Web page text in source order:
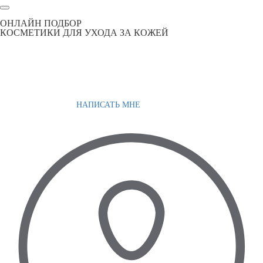
ОНЛАЙН ПОДБОР
КОСМЕТИКИ ДЛЯ УХОДА ЗА КОЖЕЙ
НАПИСАТЬ МНЕ